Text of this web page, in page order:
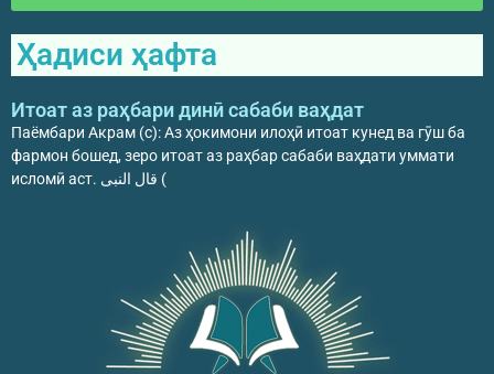
Ҳадиси ҳафта
Итоат аз раҳбари динӣ сабаби ваҳдат
Паёмбари Акрам (с): Аз ҳокимони илоҳӣ итоат кунед ва гӯш ба
фармон бошед, зеро итоат аз раҳбар сабаби ваҳдати уммати
исломӣ аст. قال النبی (